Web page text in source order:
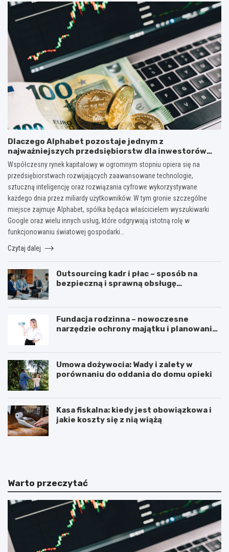
Dlaczego Alphabet pozostaje jednym z
najważniejszych przedsiębiorstw dla inwestorów
zainteresowanych sektorem nowych technologii?
Współczesny rynek kapitałowy w ogromnym stopniu opiera się na
przedsiębiorstwach rozwijających zaawansowane technologie,
sztuczną inteligencję oraz rozwiązania cyfrowe wykorzystywane
każdego dnia przez miliardy użytkowników. W tym gronie szczególne
miejsce zajmuje Alphabet, spółka będąca właścicielem wyszukiwarki
Google oraz wielu innych usług, które odgrywają istotną rolę w
funkcjonowaniu światowej gospodarki…
Czytaj dalej
Outsourcing kadr i płac – sposób na
bezpieczną i sprawną obsługę
Fundacja rodzinna – nowoczesne
narzędzie ochrony majątku i planowania
Umowa dożywocia: Wady i zalety w
porównaniu do oddania do domu opieki
Kasa fiskalna: kiedy jest obowiązkowa i
jakie koszty się z nią wiążą
J
a
s
a
s
k
J
k
o
r
ś
c
Warto przeczytać